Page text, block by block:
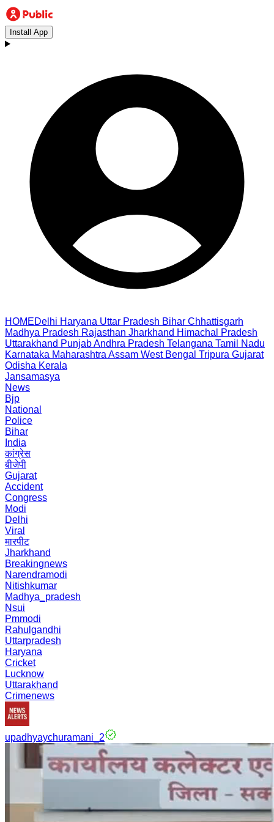
Install App
HOMEDelhi Haryana Uttar Pradesh Bihar Chhattisgarh
Madhya Pradesh Rajasthan Jharkhand Himachal Pradesh
Uttarakhand PunjabAndhra Pradesh Telangana Tamil Nadu
Karnataka Maharashtra Assam West Bengal Tripura Gujarat
Odisha Kerala
Jansamasya
News
Bjp
National
Police
Bihar
India
कांग्रेस
बीजेपी
Gujarat
Accident
Congress
Modi
Delhi
Viral
मारपीट
Jharkhand
Breakingnews
Narendramodi
Nitishkumar
Madhya_pradesh
Nsui
Pmmodi
Rahulgandhi
Uttarpradesh
Haryana
Cricket
Lucknow
Uttarakhand
Crimenews
upadhyaychuramani_2